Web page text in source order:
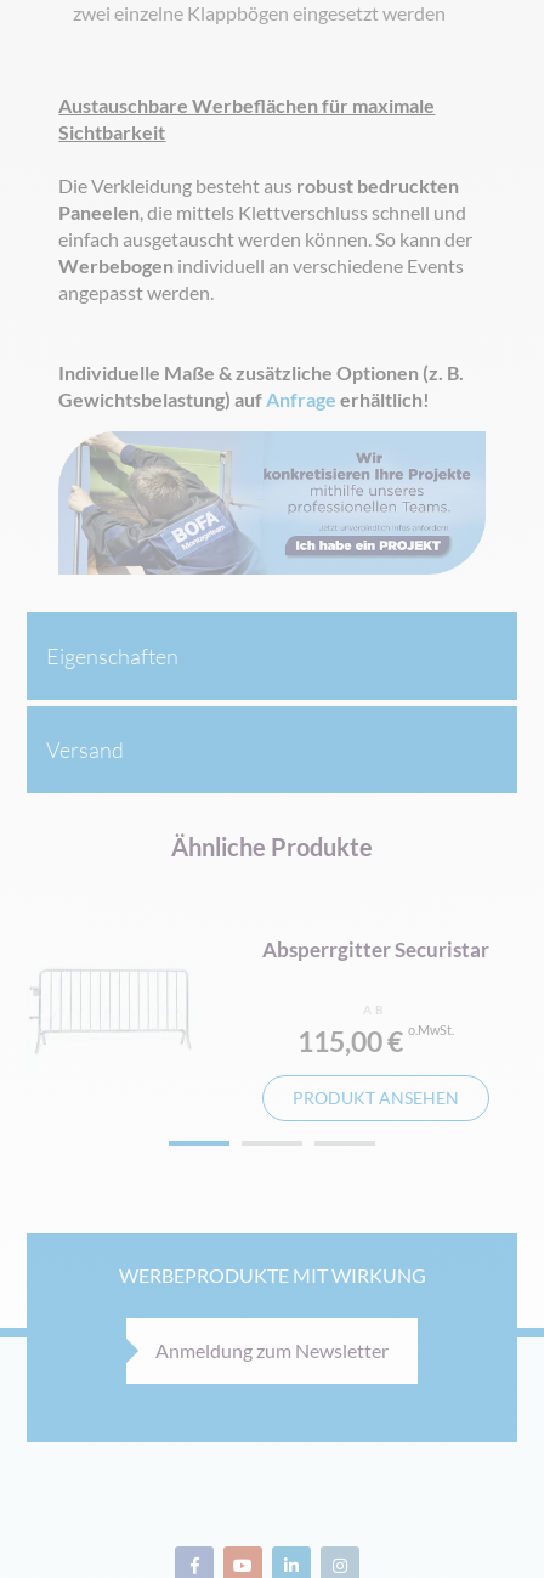
zwei einzelne Klappbögen eingesetzt werden
Austauschbare Werbeflächen für maximale
Sichtbarkeit
Die Verkleidung besteht aus robust bedruckten
Paneelen, die mittels Klettverschluss schnell und
einfach ausgetauscht werden können. So kann der
Werbebogen individuell an verschiedene Events
angepasst werden.
Individuelle Maße & zusätzliche Optionen (z. B.
Gewichtsbelastung) aufAnfrage erhältlich!
Eigenschaften
Versand
Ähnliche Produkte
Absperrgitter Securistar
AB
115,00 €
PRODUKT ANSEHEN
WERBEPRODUKTE MIT WIRKUNG
Anmeldung zum Newsletter